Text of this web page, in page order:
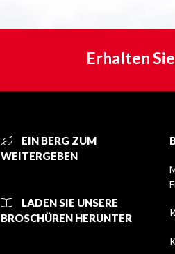
Erhalten
EIN BERG ZUM
WEITERGEBEN
LADEN SIE UNSERE
BROSCHÜREN HERUNTER